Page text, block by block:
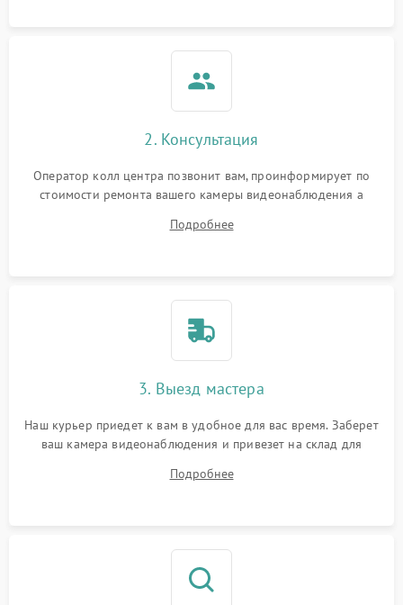
2. Консультация
Оператор колл центра позвонит вам, проинформирует по
стоимости ремонта вашего камеры видеонаблюдения а
Подробнее
3. Выезд мастера
Наш курьер приедет к вам в удобное для вас время. Заберет
ваш камера видеонаблюдения и привезет на склад для
Подробнее